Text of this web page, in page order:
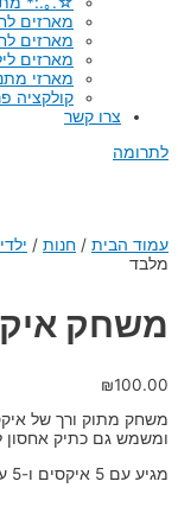
מארזים
מארזים
מארזים
מארזי
קולקציה
צרו קשר
לתרומה
עמוד הבית / חנות /
מלבד
משחק
₪100.00
משחק מתוק ורך של
ומשמש גם כתיק אחסון
מגיע עם 5 איקסים ו-5 עיגולים מרופדים בצבעים שונים.